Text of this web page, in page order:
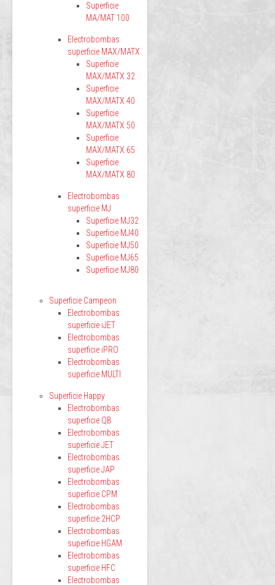
Superficie
MA/MAT 100
Electrobombas
superficie MAX/MATX
Superficie
MAX/MATX 32
Superficie
MAX/MATX 40
Superficie
MAX/MATX 50
Superficie
MAX/MATX 65
Superficie
MAX/MATX 80
Electrobombas
superficie MJ
Superficie MJ32
Superficie MJ40
Superficie MJ50
Superficie MJ65
Superficie MJ80
Superficie Campeon
Electrobombas
superficie iJET
Electrobombas
superficie iPRO
Electrobombas
superficie MULTI
Superficie Happy
Electrobombas
superficie QB
Electrobombas
superficie JET
Electrobombas
superficie JAP
Electrobombas
superficie CPM
Electrobombas
superficie 2HCP
Electrobombas
superficie HGAM
Electrobombas
superficie HFC
Electrobombas